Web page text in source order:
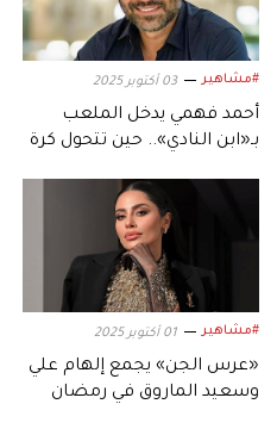
#مشاهير 03 أكتوبر 2025
أحمد فهمي يدخل الملعب
بـ«ابن النادي».. حين تتحول كرة
#مشاهير 01 أكتوبر 2025
«عرس الجن» يجمع إلهام علي
وسعيد الماروق في رمضان